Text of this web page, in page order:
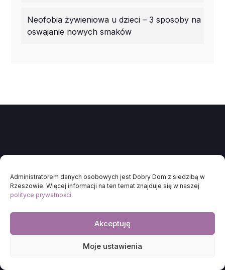
Administratorem danych osobowych jest Dobry Dom z siedzibą w
Rzeszowie. Więcej informacji na ten temat znajduje się w naszej
polityce prywatności.
Akceptuję
Moje ustawienia
Neofobia żywieniowa u dzieci – 3 sposoby na
oswajanie nowych smaków
Kontakt
ul. Wrzesława Romańczuka 6,